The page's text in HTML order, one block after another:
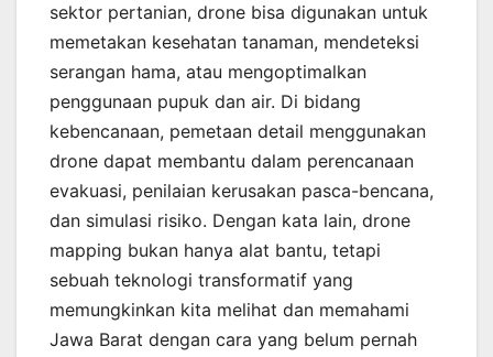
sektor pertanian, drone bisa digunakan untuk
memetakan kesehatan tanaman, mendeteksi
serangan hama, atau mengoptimalkan
penggunaan pupuk dan air. Di bidang
kebencanaan, pemetaan detail menggunakan
drone dapat membantu dalam perencanaan
evakuasi, penilaian kerusakan pasca-bencana,
dan simulasi risiko. Dengan kata lain, drone
mapping bukan hanya alat bantu, tetapi
sebuah teknologi transformatif yang
memungkinkan kita melihat dan memahami
Jawa Barat dengan cara yang belum pernah